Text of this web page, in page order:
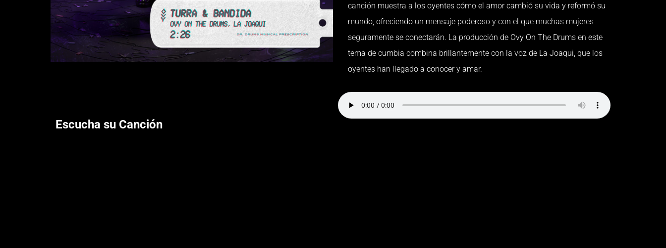
canción muestra a los oyentes cómo el amor cambió su vida y reformó su
mundo, ofreciendo un mensaje poderoso y con el que muchas mujeres
seguramente se conectarán. La producción de Ovy On The Drums en este
tema de cumbia combina brillantemente con la voz de La Joaqui, que los
oyentes han llegado a conocer y amar.
Escucha su Canción